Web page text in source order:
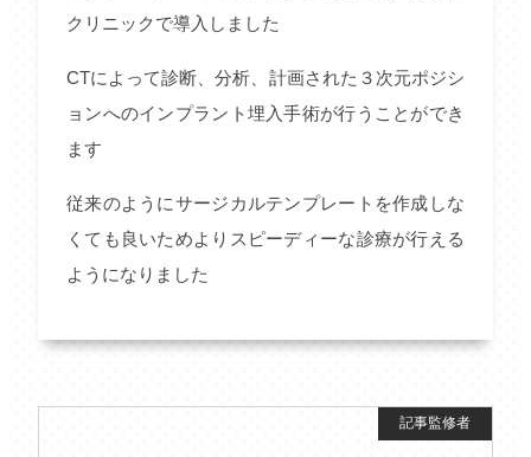
クリニックで導入しました
CTによって診断、分析、計画された３次元ポジシ
ョンへのインプラント埋入手術が行うことができ
ます
従来のようにサージカルテンプレートを作成しな
くても良いためよりスピーディーな診療が行える
ようになりました